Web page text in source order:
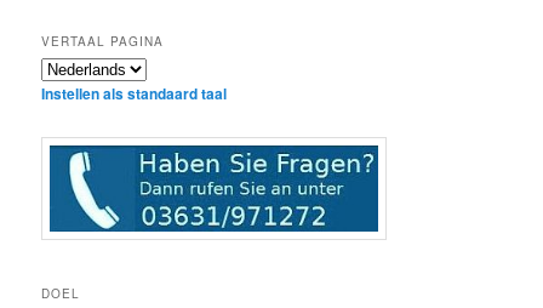
VERTAAL PAGINA
Instellen als standaard taal
DOEL